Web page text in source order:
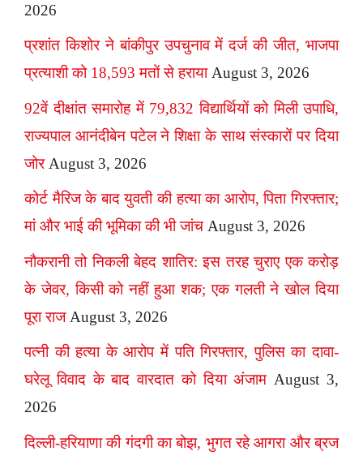
2026
प्रशांत किशोर ने बांकीपुर उपचुनाव में दर्ज की जीत, भाजपा
प्रत्याशी को 18,593 मतों से हराया August 3, 2026
92वें दीक्षांत समारोह में 79,832 विद्यार्थियों को मिली उपाधि,
राज्यपाल आनंदीबेन पटेल ने शिक्षा के साथ संस्कारों पर दिया
जोर August 3, 2026
कोर्ट मैरिज के बाद युवती की हत्या का आरोप, पिता गिरफ्तार;
मां और भाई की भूमिका की भी जांच August 3, 2026
नौकरानी तो निकली बेहद शातिर: इस तरह चुराए एक करोड़
के जेवर, किसी को नहीं हुआ शक; एक गलती ने खोल दिया
पूरा राज August 3, 2026
पत्नी की हत्या के आरोप में पति गिरफ्तार, पुलिस का दावा-
घरेलू विवाद के बाद वारदात को दिया अंजाम August 3,
2026
दिल्ली-हरियाणा की गंदगी का बोझ, भुगत रहे आगरा और ब्रज